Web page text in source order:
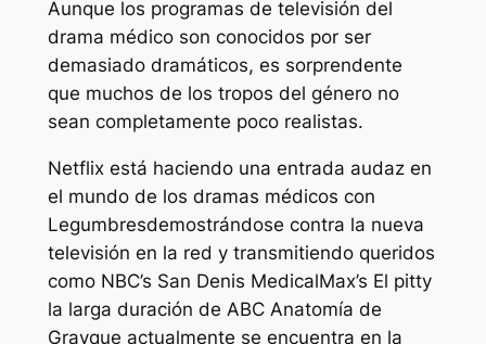
Aunque los programas de televisión del
drama médico son conocidos por ser
demasiado dramáticos, es sorprendente
que muchos de los tropos del género no
sean completamente poco realistas.
Netflix está haciendo una entrada audaz en
el mundo de los dramas médicos con
Legumbresdemostrándose contra la nueva
televisión en la red y transmitiendo queridos
como NBC’s San Denis MedicalMax’s El pitty
la larga duración de ABCAnatomía de
Grayque actualmente se encuentra en la